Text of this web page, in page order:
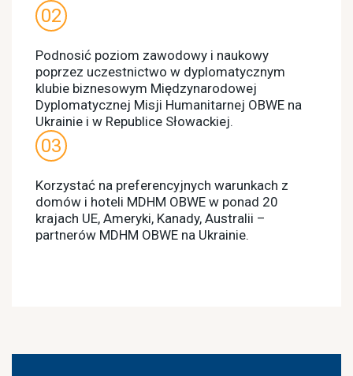
Podnosić poziom zawodowy i naukowy
poprzez uczestnictwo w dyplomatycznym
klubie biznesowym Międzynarodowej
Dyplomatycznej Misji Humanitarnej OBWE na
Ukrainie i w Republice Słowackiej.
Korzystać na preferencyjnych warunkach z
domów i hoteli MDHM OBWE w ponad 20
krajach UE, Ameryki, Kanady, Australii –
partnerów MDHM OBWE na Ukrainie.